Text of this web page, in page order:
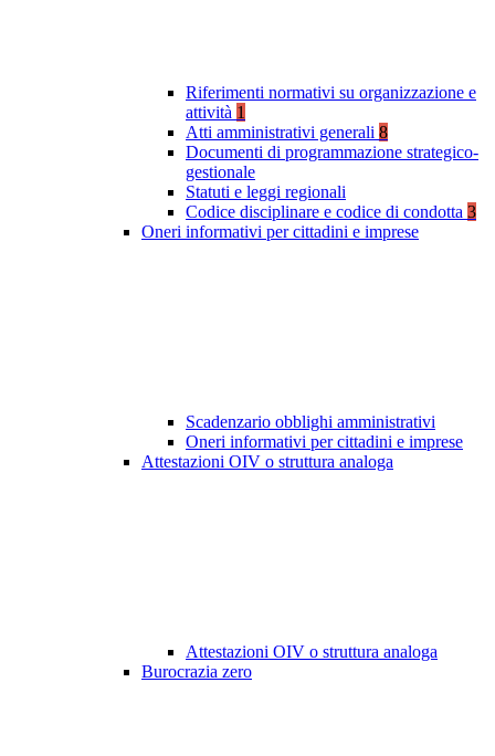
Riferimenti normativi su organizzazione e
attività 1
Atti amministrativi generali 8
Documenti di programmazione strategico-
gestionale
Statuti e leggi regionali
Codice disciplinare e codice di condotta 3
Oneri informativi per cittadini e imprese
Scadenzario obblighi amministrativi
Oneri informativi per cittadini e imprese
Attestazioni OIV o struttura analoga
Attestazioni OIV o struttura analoga
Burocrazia zero